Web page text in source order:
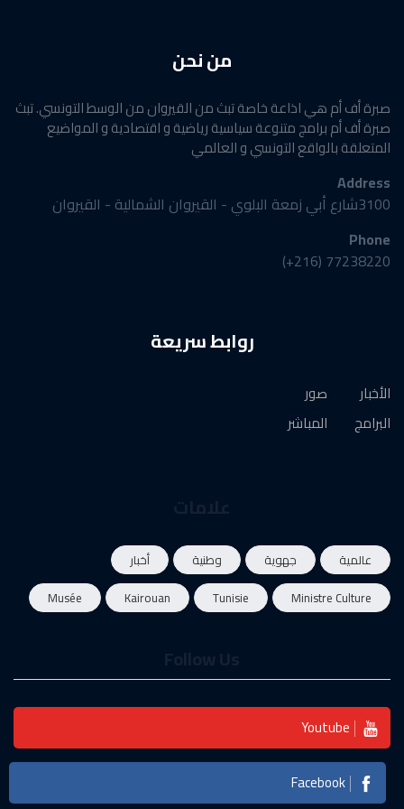
من نحن
صبرة أف أم هي اذاعة خاصة تبث من القيروان من الوسط التونسي. تبث
صبرة أف أم برامج متنوعة سياسية رياضية و اقتصادية و المواضيع
المتعلقة بالواقع التونسي و العالمي
Address
3100شارع أبي زمعة البلوي - القيروان الشمالية - القيروان
Phone
77238220 (216+)
روابط سريعة
الأخبار
البرامج
صور
المباشر
عالمية جهوية وطنية
أخبار
Ministre Culture
Tunisie
Kairouan
Musée
Youtube
Facebook